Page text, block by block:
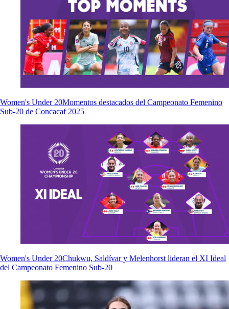
Women's Under 20Momentos destacados del Campeonato Femenino
Sub-20 de Concacaf 2025
Women's Under 20Chukwu, Saldívar y Melenhorst lideran el XI Ideal
del Campeonato Femenino Sub-20